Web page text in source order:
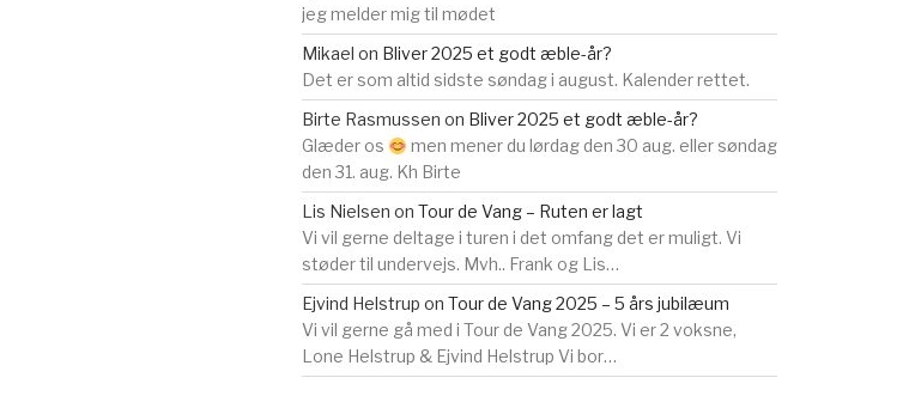
jeg melder mig til mødet
Mikael on Bliver 2025 et godt æble-år?
Det er som altid sidste søndag i august. Kalender rettet.
Birte Rasmussen on Bliver 2025 et godt æble-år?
Glæder os
men mener du lørdag den 30 aug. eller søndag
den 31. aug. Kh Birte
Lis Nielsen on Tour de Vang – Ruten er lagt
Vi vil gerne deltage i turen i det omfang det er muligt. Vi
støder til undervejs. Mvh.. Frank og Lis…
Ejvind Helstrup on Tour de Vang 2025 – 5 års jubilæum
Vi vil gerne gå med i Tour de Vang 2025. Vi er 2 voksne,
Lone Helstrup & Ejvind Helstrup Vi bor…